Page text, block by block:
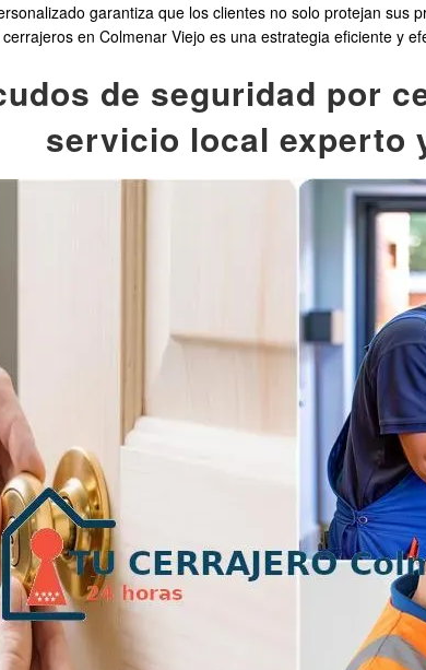
garantiza que los clientes no solo protejan sus
en Colmenar Viejo es una estrategia eficiente y
de seguridad por
servicio local experto